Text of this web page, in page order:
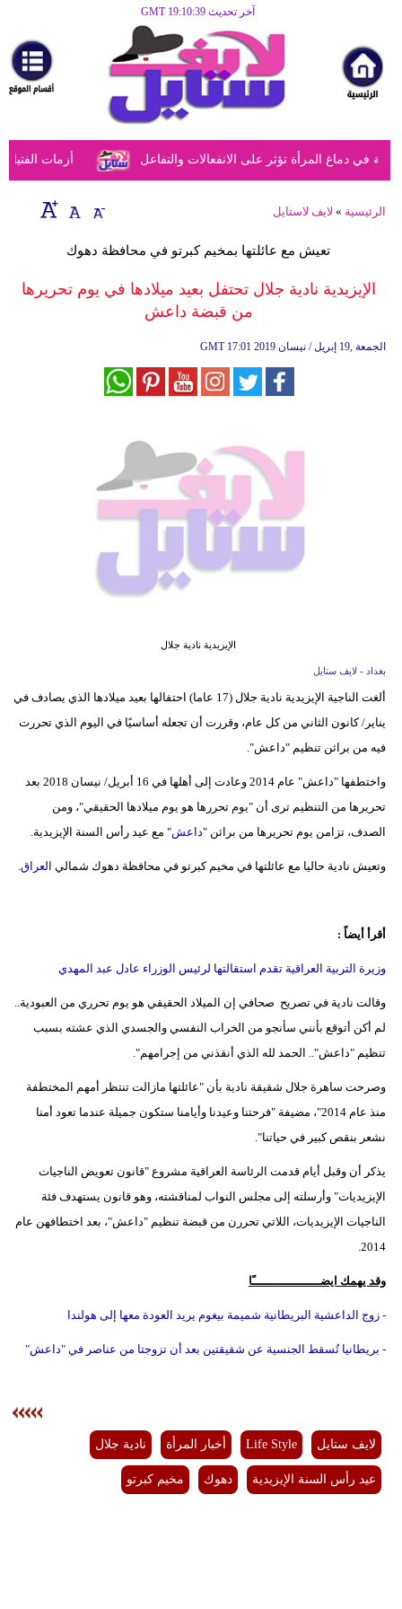
آخر تحديث GMT 19:10:39
مرأة
أزياء
أزياء
إسلامية
صحة
أزمات الفتيات دماغ المرأة تؤثر على الانفعالات والتفاعل
الرئيسية » لايف لاستايل
تعيش مع عائلتها بمخيم كبرتو في محافظة دهوك
الإيزيدية نادية جلال تحتفل بعيد ميلادها في يوم تحريرها
من قبضة داعش
GMT 17:01 2019 الجمعة ,19 إبريل / نيسان
الإيزيدية نادية جلال
بغداد - لايف ستايل
ألغت الناجية الإيزيدية نادية جلال (17 عاما) احتفالها بعيد ميلادها الذي يصادف في
يناير/ كانون الثاني من كل عام، وقررت أن تجعله أساسيًا في اليوم الذي تحررت
فيه من براثن تنظيم "داعش".
واختطفها "داعش" عام 2014 وعادت إلى أهلها في 16 أبريل/ نيسان 2018 بعد
تحريرها من التنظيم ترى أن "يوم تحررها هو يوم ميلادها الحقيقي"، ومن
الصدف، تزامن يوم تحريرها من براثن "داعش" مع عيد رأس السنة الإيزيدية.
وتعيش نادية حاليا مع عائلتها في مخيم كبرتو في محافظة دهوك شمالي العراق.
أقرأ أيضاً :
وزيرة التربية العراقية تقدم استقالتها لرئيس الوزراء عادل عبد المهدي
وقالت نادية في تصريح صحافي إن الميلاد الحقيقي هو يوم تحرري من العبودية..
لم أكن أتوقع بأنني سأنجو من الخراب النفسي والجسدي الذي عشته بسبب
تنظيم "داعش".. الحمد لله الذي أنقذني من إجرامهم".
وصرحت ساهرة جلال شقيقة نادية بأن "عائلتها مازالت تنتظر أمهم المختطفة
منذ عام 2014"، مضيفة "فرحتنا وعيدنا وأيامنا ستكون جميلة عندما تعود أمنا
نشعر بنقص كبير في حياتنا".
يذكر أن وقبل أيام قدمت الرئاسة العراقية مشروع "قانون تعويض الناجيات
الإيزيديات" وأرسلته إلى مجلس النواب لمناقشته، وهو قانون يستهدف فئة
الناجيات الإيزيديات، اللاتي تحررن من قبضة تنظيم "داعش"، بعد اختطافهن عام
2014.
وقد يهمك ايضـــــــــــــــــــًا
- زوج الداعشية البريطانية شميمة بيغوم يريد العودة معها إلى هولندا
- بريطانيا تُسقط الجنسية عن شقيقتين بعد أن تزوجتا من عناصر في "داعش"
لايف ستايل Life Style أخبار المرأة نادية جلال
عيد رأس السنة الإيزيدية دهوك مخيم كبرتو